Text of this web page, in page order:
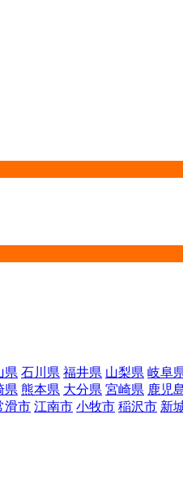
県 石川県 福井県 山梨県 岐阜
県 熊本県 大分県 宮崎県 鹿児
滑市 江南市 小牧市 稲沢市 新